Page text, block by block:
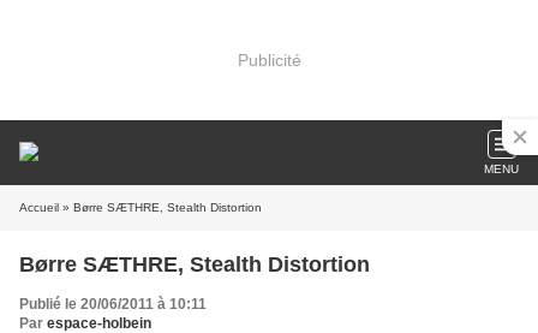
Publicité
MENU
Accueil » Børre SÆTHRE, Stealth Distortion
Børre SÆTHRE, Stealth Distortion
Publié le 20/06/2011 à 10:11
Par espace-holbein